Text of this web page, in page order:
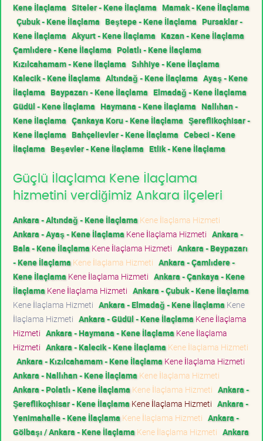
Kene İlaçlama Siteler - Kene İlaçlama Mamak - Kene İlaçlama
Çubuk - Kene İlaçlama Beştepe - Kene İlaçlama Pursaklar -
Kene İlaçlama Akyurt - Kene İlaçlama Kazan - Kene İlaçlama
Çamlıdere - Kene İlaçlama Polatlı - Kene İlaçlama
Kızılcahamam - Kene İlaçlama Sıhhiye - Kene İlaçlama
Kalecik - Kene İlaçlama Altındağ - Kene İlaçlama Ayaş - Kene
İlaçlama Baypazarı - Kene İlaçlama Elmadağ - Kene İlaçlama
Güdül - Kene İlaçlama Haymana - Kene İlaçlama Nallıhan -
Kene İlaçlama Çankaya Koru - Kene İlaçlama Şereflikoçhisar -
Kene İlaçlama Bahçelievler - Kene İlaçlama Cebeci - Kene
İlaçlama Beşevler - Kene İlaçlama Etlik - Kene İlaçlama
Güçlü İlaçlama Kene İlaçlama
hizmetini verdiğimiz Ankara ilçeleri
Ankara - Altındağ - Kene İlaçlama Kene İlaçlama Hizmeti
Ankara - Ayaş - Kene İlaçlama Kene İlaçlama Hizmeti Ankara -
Bala - Kene İlaçlama Kene İlaçlama Hizmeti Ankara - Beypazarı
- Kene İlaçlama Kene İlaçlama Hizmeti Ankara - Çamlıdere -
Kene İlaçlama Kene İlaçlama Hizmeti Ankara - Çankaya - Kene
İlaçlama Kene İlaçlama Hizmeti Ankara - Çubuk - Kene İlaçlama
Kene İlaçlama Hizmeti Ankara - Elmadağ - Kene İlaçlama Kene
İlaçlama Hizmeti Ankara - Güdül - Kene İlaçlama Kene İlaçlama
Hizmeti Ankara - Haymana - Kene İlaçlama Kene İlaçlama
Hizmeti Ankara - Kalecik - Kene İlaçlama Kene İlaçlama Hizmeti
Ankara - Kızılcahamam - Kene İlaçlama Kene İlaçlama Hizmeti
Ankara - Nallıhan - Kene İlaçlama Kene İlaçlama Hizmeti
Ankara - Polatlı - Kene İlaçlama Kene İlaçlama Hizmeti Ankara -
Şereflikoçhisar - Kene İlaçlama Kene İlaçlama Hizmeti Ankara -
Yenimahalle - Kene İlaçlama Kene İlaçlama Hizmeti Ankara -
Gölbaşı / Ankara - Kene İlaçlama Kene İlaçlama Hizmeti Ankara